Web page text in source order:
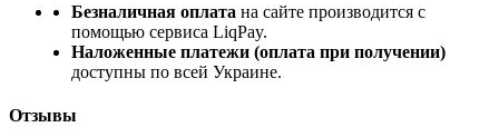
Безналичная оплата на сайте производится с
помощью сервиса LiqPay.
Наложенные платежи (оплата при получении)
доступны по всей Украине.
Отзывы